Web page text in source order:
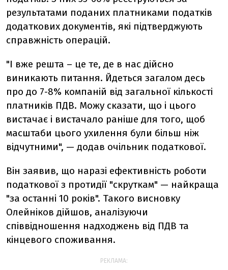
результатами поданих платниками податків
додаткових документів, які підтверджують
справжність операцій.
"І вже решта – це те, де в нас дійсно
виникають питання. Йдеться загалом десь
про до 7-8% компаній від загальної кількості
платників ПДВ. Можу сказати, що і цього
вистачає і вистачало раніше для того, щоб
масштаби цього ухилення були більш ніж
відчутними", — додав очільник податкової.
Він заявив, що наразі ефективність роботи
податкової з протидії "скруткам" — найкраща
"за останні 10 років". Такого висновку
Олейніков дійшов, аналізуючи
співвідношення надходжень від ПДВ та
кінцевого споживання.
РЕКЛАМА: